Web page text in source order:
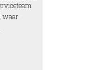
waar